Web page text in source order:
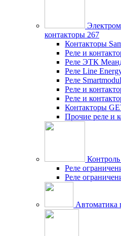
контакторы 267
Контакторы
Реле и
Реле ЭТК
Реле Line
Реле
Реле и
Реле и
Контакторы
Прочие реле и
Контроль
Реле
Реле
Автоматика